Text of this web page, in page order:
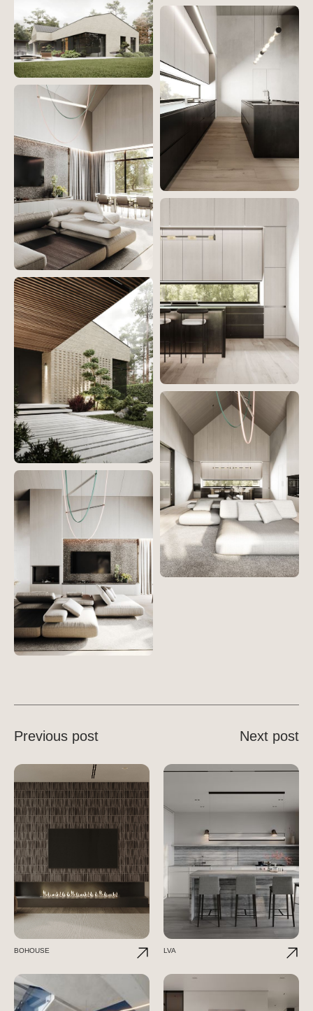
Previous post Next post
BOHOUSE LVA